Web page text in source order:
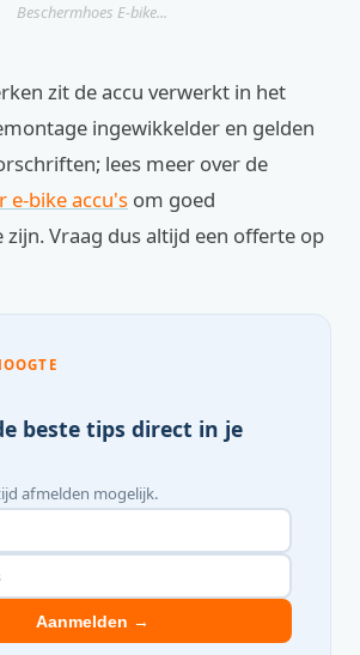
Beschermhoes E-bike...
zit de accu verwerkt in het
ingewikkelder en gelden
lees meer over de
e-bike accu's om goed
Vraag dus altijd een offerte op
beste tips direct in je
afmelden mogelijk.
Aanmelden →